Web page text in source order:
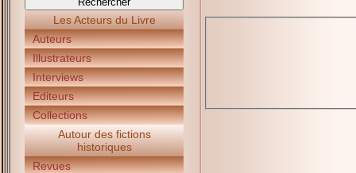
Les Acteurs du Livre
Auteurs
Illustrateurs
Interviews
Editeurs
Collections
Autour des fictions
historiques
Revues